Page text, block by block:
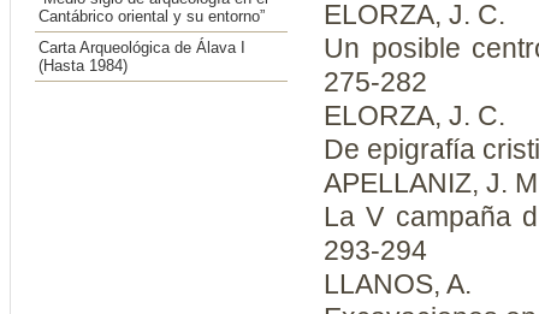
Cantábrico oriental y su entorno”
Carta Arqueológica de Álava I
(Hasta 1984)
ELORZA, J. C.
Un posible
275-282
ELORZA, J. C.
De epigrafía
APELLANIZ, J.
La V campaña
293-294
LLANOS, A.